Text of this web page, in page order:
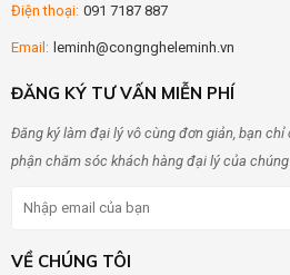
Điện thoại: 091 7187 887
Email: leminh@congngheleminh.vn
ĐĂNG KÝ TƯ VẤN MIỄN PHÍ
Đăng ký làm đại lý vô cùng đơn giản, bạn
phận chăm sóc khách hàng đại lý của
VỀ CHÚNG TÔI